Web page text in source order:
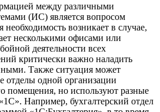
между различными
(ИС) является вопросом
возникает в случае,
несколькими офисами или
деятельности всех
критически важно наладить
Также ситуация может
отделы одной организации
помещения, но используют разные
Например, бухгалтерский отдел